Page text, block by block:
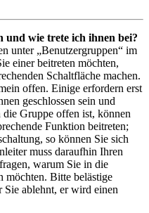
und wie trete ich ihnen bei?
unter „Benutzergruppen“ im
einer beitreten möchten,
Schaltfläche machen.
offen. Einige erfordern erst
geschlossen sein und
Gruppe offen ist, können
Funktion beitreten;
so können Sie sich
muss daraufhin Ihren
warum Sie in die
möchten. Bitte belästige
Sie ablehnt, er wird einen